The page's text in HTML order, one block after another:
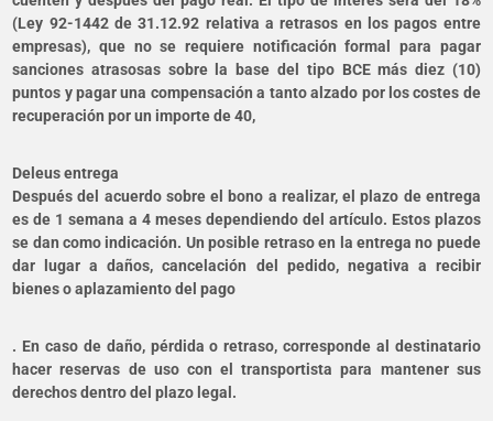
(Ley 92-1442 de 31.12.92 relativa a retrasos en los pagos entre
empresas), que no se requiere notificación formal para pagar
sanciones atrasosas sobre la base del tipo BCE más diez (10)
puntos y pagar una compensación a tanto alzado por los costes de
recuperación por un importe de 40,
Deleus entrega
Después del acuerdo sobre el bono a realizar, el plazo de entrega
es de 1 semana a 4 meses dependiendo del artículo. Estos plazos
se dan como indicación. Un posible retraso en la entrega no puede
dar lugar a daños, cancelación del pedido, negativa a recibir
bienes o aplazamiento del pago
. En caso de daño, pérdida o retraso, corresponde al destinatario
hacer reservas de uso con el transportista para mantener sus
derechos dentro del plazo legal.